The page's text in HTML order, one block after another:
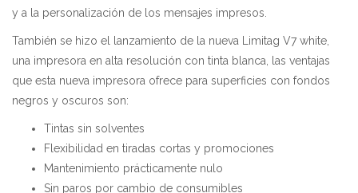
y a la personalización de los mensajes impresos.
También se hizo el lanzamiento de la nueva Limitag V7 white,
una impresora en alta resolución con tinta blanca, las ventajas
que esta nueva impresora ofrece para superficies con fondos
negros y oscuros son:
Tintas sin solventes
Flexibilidad en tiradas cortas y promociones
Mantenimiento prácticamente nulo
Sin paros por cambio de consumibles